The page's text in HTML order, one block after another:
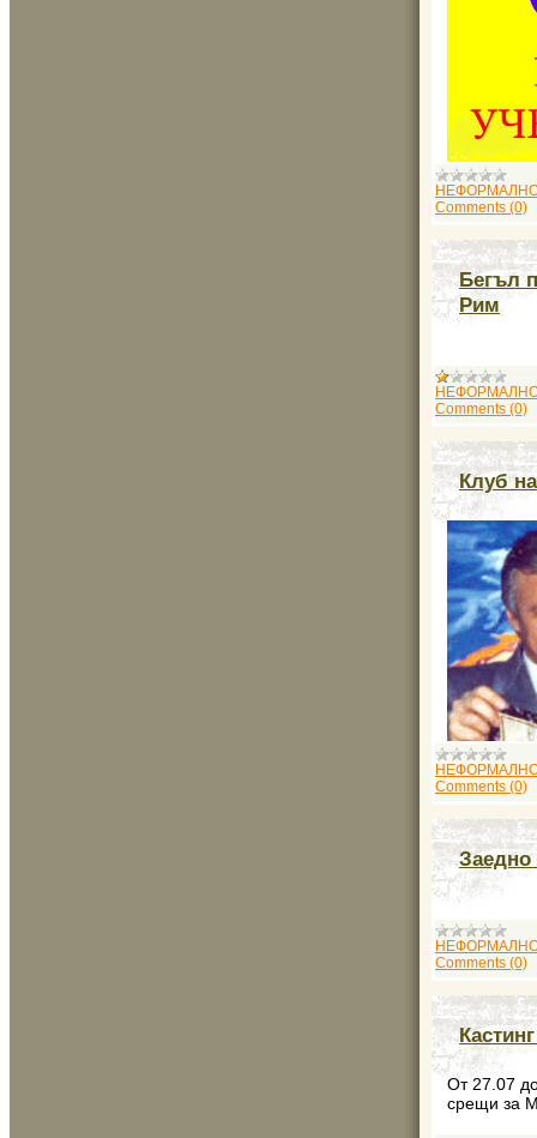
Comments (0)
Бегъл
Рим
Comments (0)
Клуб
Comments (0)
Заедно
Comments (0)
От 27.07
срещи за